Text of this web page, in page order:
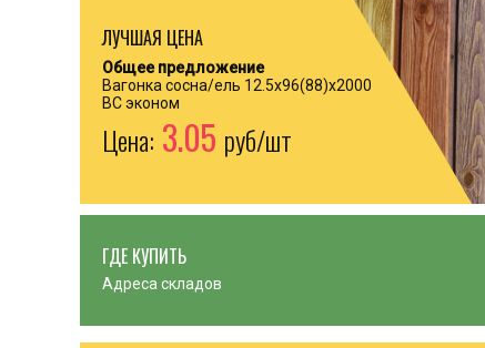
ЛУЧШАЯ ЦЕНА
Общее предложение
Вагонка сосна/ель 12.5x96(88)x2000
ВС эконом
Цена: 3.05 руб/шт
ГДЕ КУПИТЬ
Адреса складов